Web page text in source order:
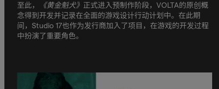
至此， 《黄金魁犬》 正式进入预制作阶段，VOLTA的原创概
念得到开发并记录在全面的游戏设计行动计划中。在此期
间，Studio 17也作为发行商加入了项目，在游戏的开发过程
中扮演了重要角色。